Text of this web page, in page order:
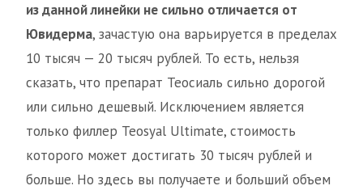
из данной линейки не сильно отличается от
Ювидерма, зачастую она варьируется в пределах
10 тысяч — 20 тысяч рублей. То есть, нельзя
сказать, что препарат Теосиаль сильно дорогой
или сильно дешевый. Исключением является
только филлер Teosyal Ultimate, стоимость
которого может достигать 30 тысяч рублей и
больше. Но здесь вы получаете и больший объем